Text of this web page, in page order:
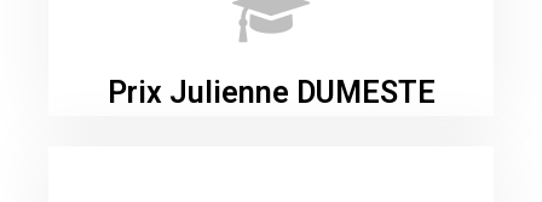
Prix Julienne DUMESTE